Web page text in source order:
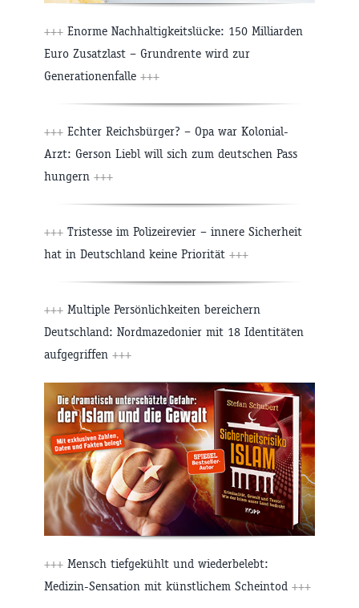
+++ Enorme Nachhaltigkeitslücke: 150 Milliarden
Euro Zusatzlast – Grundrente wird zur
Generationenfalle +++
+++ Echter Reichsbürger? – Opa war Kolonial-
Arzt: Gerson Liebl will sich zum deutschen Pass
hungern +++
+++ Tristesse im Polizeirevier – innere Sicherheit
hat in Deutschland keine Priorität +++
+++ Multiple Persönlichkeiten bereichern
Deutschland: Nordmazedonier mit 18 Identitäten
aufgegriffen +++
+++ Mensch tiefgekühlt und wiederbelebt:
Medizin-Sensation mit künstlichem Scheintod +++